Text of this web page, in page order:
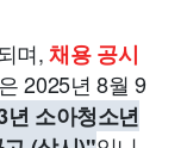
며,채용 공시
2025년 8월 9
소아청소년